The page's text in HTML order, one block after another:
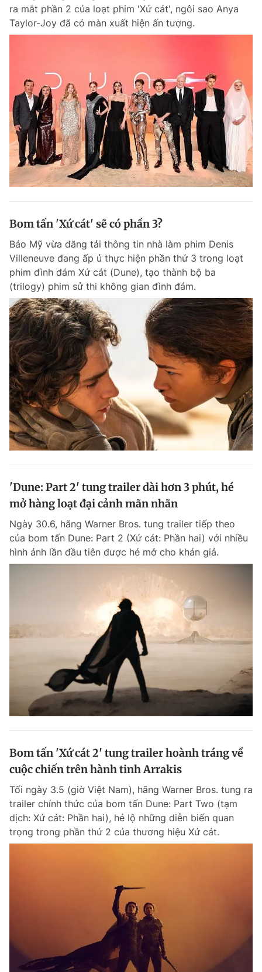
ra mắt phần 2 của loạt phim 'Xứ cát', ngôi sao Anya
Taylor-Joy đã có màn xuất hiện ấn tượng.
Bom tấn 'Xứ cát' sẽ có phần 3?
Báo Mỹ vừa đăng tải thông tin nhà làm phim Denis
Villeneuve đang ấp ủ thực hiện phần thứ 3 trong loạt
phim đình đám Xứ cát (Dune), tạo thành bộ ba
(trilogy) phim sử thi không gian đình đám.
'Dune: Part 2' tung trailer dài hơn 3 phút, hé
mở hàng loạt đại cảnh mãn nhãn
Ngày 30.6, hãng Warner Bros. tung trailer tiếp theo
của bom tấn Dune: Part 2 (Xứ cát: Phần hai) với nhiều
hình ảnh lần đầu tiên được hé mở cho khán giả.
Bom tấn 'Xứ cát 2' tung trailer hoành tráng về
cuộc chiến trên hành tinh Arrakis
Tối ngày 3.5 (giờ Việt Nam), hãng Warner Bros. tung ra
trailer chính thức của bom tấn Dune: Part Two (tạm
dịch: Xứ cát: Phần hai), hé lộ những diễn biến quan
trọng trong phần thứ 2 của thương hiệu Xứ cát.